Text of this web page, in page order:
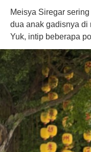
Meisya Siregar
dua anak gadisnya di
Yuk, intip beberapa